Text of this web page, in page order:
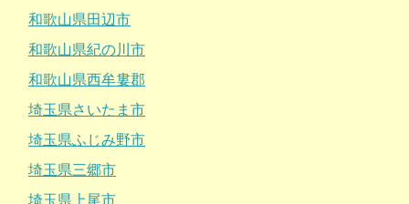
和歌山県田辺市
和歌山県紀の川市
和歌山県西牟婁郡
埼玉県さいたま市
埼玉県ふじみ野市
埼玉県三郷市
埼玉県上尾市